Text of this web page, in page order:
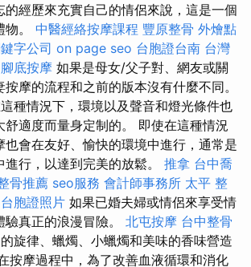
的經歷來充實自己的情侶來說，這是一個
。 中醫經絡按摩課程 豐原整骨 外燴點
字公司 on page seo 台胞證台南 台灣
底按摩 如果是母女/父子對、網友或關
摩的流程和之前的版本沒有什麼不同。
種情況下，環境以及聲音和燈光條件也
舒適度而量身定制的。 即使在這種情況
也會在友好、愉快的環境中進行，通常是
行，以達到完美的放鬆。 推拿 台中喬
骨推薦 seo服務 會計師事務所 太平 整
台胞證照片 如果已婚夫婦或情侶來享受情
真正的浪漫冒險。 北屯按摩 台中整骨
旋律、蠟燭、小蠟燭和美味的香味營造
按摩過程中，為了改善血液循環和消化